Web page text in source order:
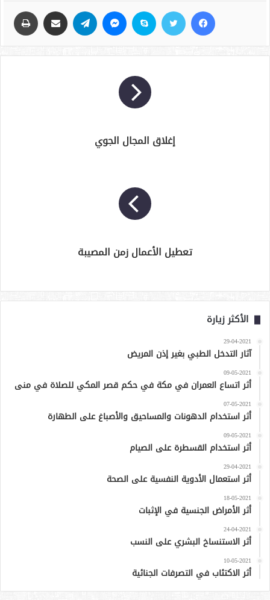
إغلاق المجال الجوي
تعطيل الأعمال زمن المصيبة
الأكثر زيارة
29-04-2021
آثار التدخل الطبي بغير إذن المريض
09-05-2021
أثر اتساع العمران في مكة في حكم قصر المكي للصلاة في منى
07-05-2021
أثر استخدام الدهونات والمساحيق والأصباغ على الطهارة
09-05-2021
أثر استخدام القسطرة على الصيام
29-04-2021
أثر استعمال الأدوية النفسية على الصحة
18-05-2021
أثر الأمراض الجنسية في الإثبات
24-04-2021
أثر الاستنساخ البشري على النسب
10-05-2021
أثر الاكتئاب في التصرفات الجنائية